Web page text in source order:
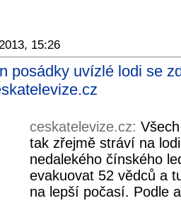
15:26
posádky uvízlé lodi se
ceskatelevize.cz:
tak zřejmě stráví na
nedalekého čínského
evakuovat 52 vědců a
na lepší počasí. Podle